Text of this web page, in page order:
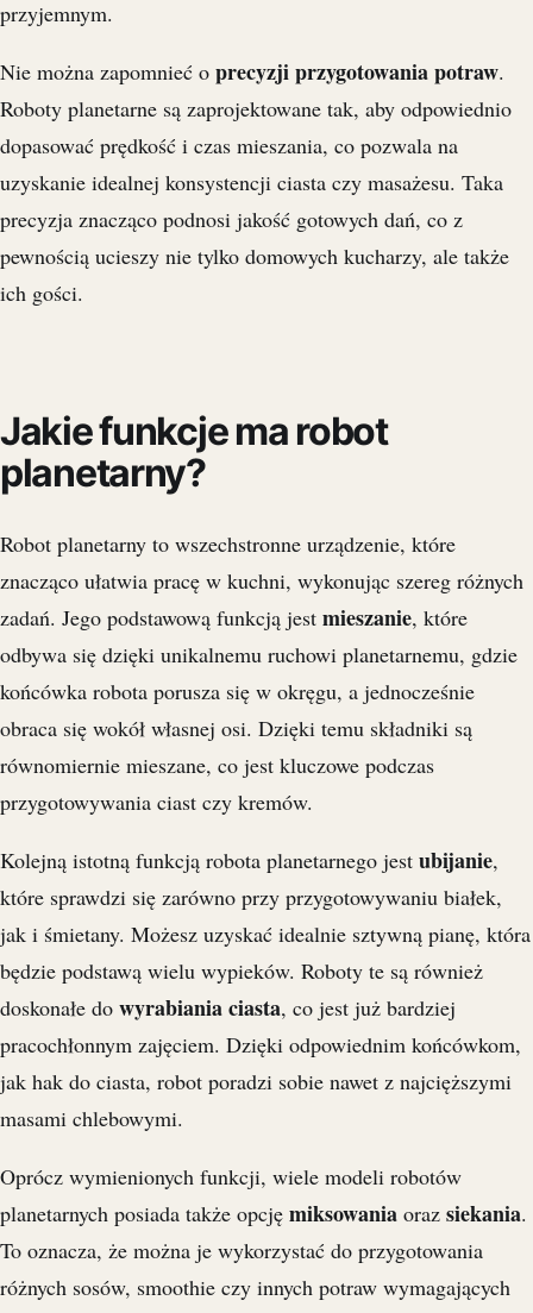
przyjemnym.
Nie można zapomnieć o precyzji przygotowania potraw.
Roboty planetarne są zaprojektowane tak, aby odpowiednio
dopasować prędkość i czas mieszania, co pozwala na
uzyskanie idealnej konsystencji ciasta czy masażesu. Taka
precyzja znacząco podnosi jakość gotowych dań, co z
pewnością ucieszy nie tylko domowych kucharzy, ale także
ich gości.
Jakie funkcje ma robot
planetarny?
Robot planetarny to wszechstronne urządzenie, które
znacząco ułatwia pracę w kuchni, wykonując szereg różnych
zadań. Jego podstawową funkcją jest mieszanie, które
odbywa się dzięki unikalnemu ruchowi planetarnemu, gdzie
końcówka robota porusza się w okręgu, a jednocześnie
obraca się wokół własnej osi. Dzięki temu składniki są
równomiernie mieszane, co jest kluczowe podczas
przygotowywania ciast czy kremów.
Kolejną istotną funkcją robota planetarnego jest ubijanie,
które sprawdzi się zarówno przy przygotowywaniu białek,
jak i śmietany. Możesz uzyskać idealnie sztywną pianę, która
będzie podstawą wielu wypieków. Roboty te są również
doskonałe do wyrabiania ciasta, co jest już bardziej
pracochłonnym zajęciem. Dzięki odpowiednim końcówkom,
jak hak do ciasta, robot poradzi sobie nawet z najcięższymi
masami chlebowymi.
Oprócz wymienionych funkcji, wiele modeli robotów
planetarnych posiada także opcję miksowania oraz siekania.
To oznacza, że można je wykorzystać do przygotowania
różnych sosów, smoothie czy innych potraw wymagających